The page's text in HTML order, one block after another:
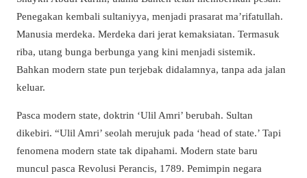
Penegakan kembali sultaniyya, menjadi prasarat ma’rifatullah.
Manusia merdeka. Merdeka dari jerat kemaksiatan. Termasuk
riba, utang bunga berbunga yang kini menjadi sistemik.
Bahkan modern state pun terjebak didalamnya, tanpa ada jalan
keluar.
Pasca modern state, doktrin ‘Ulil Amri’ berubah. Sultan
dikebiri. “Ulil Amri’ seolah merujuk pada ‘head of state.’ Tapi
fenomena modern state tak dipahami. Modern state baru
muncul pasca Revolusi Perancis, 1789. Pemimpin negara